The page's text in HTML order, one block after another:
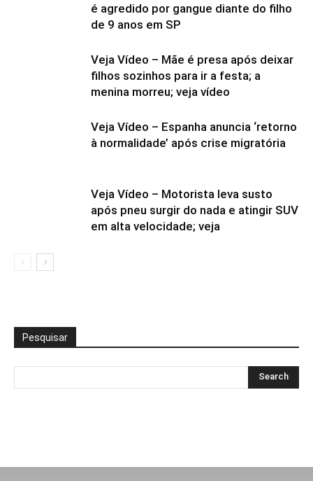
é agredido por gangue diante do filho
de 9 anos em SP
Veja Vídeo – Mãe é presa após deixar
filhos sozinhos para ir a festa; a
menina morreu; veja vídeo
Veja Vídeo – Espanha anuncia ‘retorno
à normalidade’ após crise migratória
Veja Vídeo – Motorista leva susto
após pneu surgir do nada e atingir SUV
em alta velocidade; veja
Pesquisar